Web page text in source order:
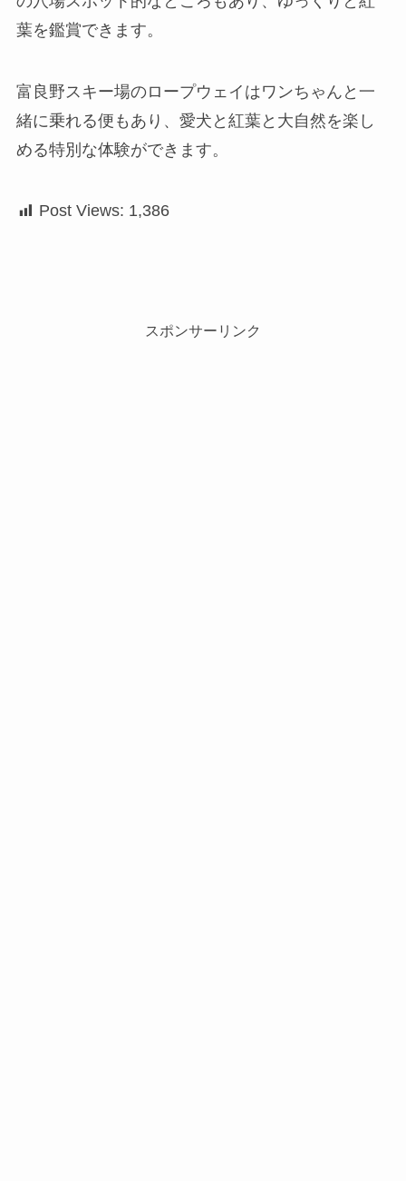
葉を鑑賞できます。
富良野スキー場のロープウェイはワンちゃんと一
緒に乗れる便もあり、愛犬と紅葉と大自然を楽し
める特別な体験ができます。
Post Views: 1,386
スポンサーリンク